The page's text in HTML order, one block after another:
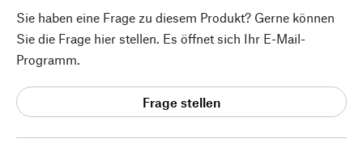
Sie haben eine Frage zu diesem Produkt? Gerne können
Sie die Frage hier stellen. Es öffnet sich Ihr E-Mail-
Programm.
Frage stellen